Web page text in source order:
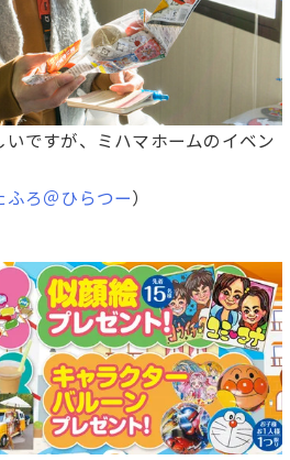
ですが、ミハマホームのイベン
ろ＠ひらつー）